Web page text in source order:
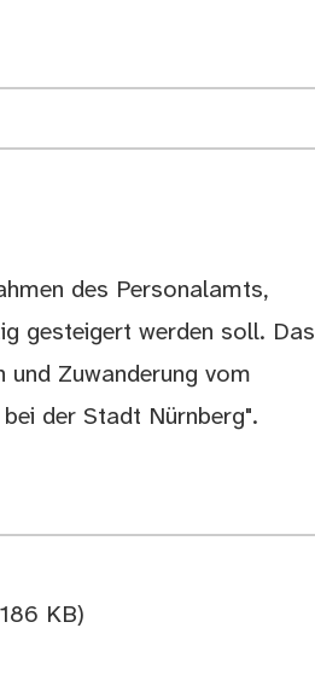
des Personalamts,
gesteigert werden soll. Das
Zuwanderung vom
der Stadt Nürnberg".
KB)